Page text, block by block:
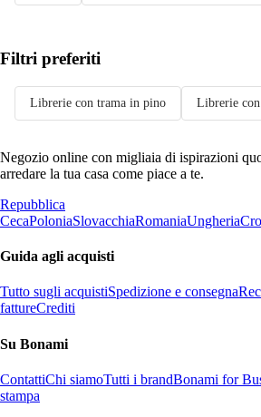
Filtri preferiti
Librerie con trama in pino Librerie
Negozio online con migliaia di ispirazioni
arredare la tua casa come piace a te.
Repubblica
CecaPoloniaSlovacchiaRomaniaUngheria
Guida agli acquisti
Tutto sugli acquistiSpedizione e consegna
fattureCrediti
Su Bonami
ContattiChi siamoTutti i brandBonami for
stampa